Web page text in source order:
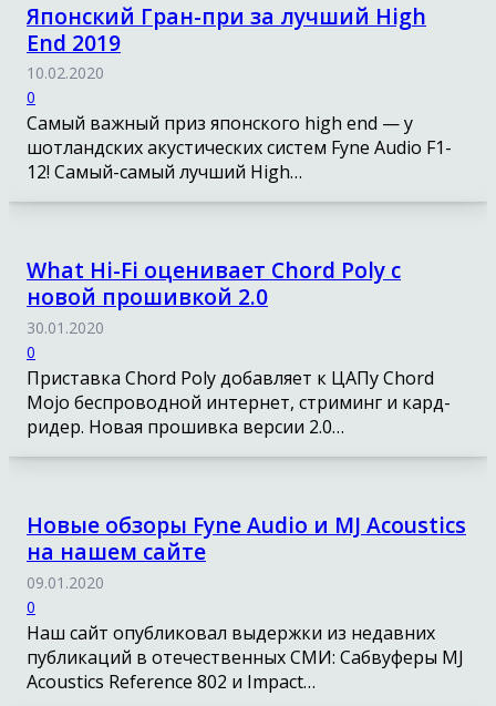
Японский Гран-при за лучший High
End 2019
10.02.2020
0
Самый важный приз японского high end — у
шотландских акустических систем Fyne Audio F1-
12! Самый-самый лучший High…
What Hi-Fi оценивает Chord Poly с
новой прошивкой 2.0
30.01.2020
0
Приставка Chord Poly добавляет к ЦАПу Chord
Mojo беспроводной интернет, стриминг и кард-
ридер. Новая прошивка версии 2.0…
Новые обзоры Fyne Audio и MJ Acoustics
на нашем сайте
09.01.2020
0
Наш сайт опубликовал выдержки из недавних
публикаций в отечественных СМИ: Сабвуферы MJ
Acoustics Reference 802 и Impact…